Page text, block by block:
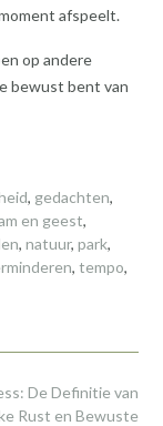
afspeelt.
op andere
bewust bent van
, gedachten,
en geest,
, natuur, park,
, tempo,
De Definitie van
Rust en Bewuste